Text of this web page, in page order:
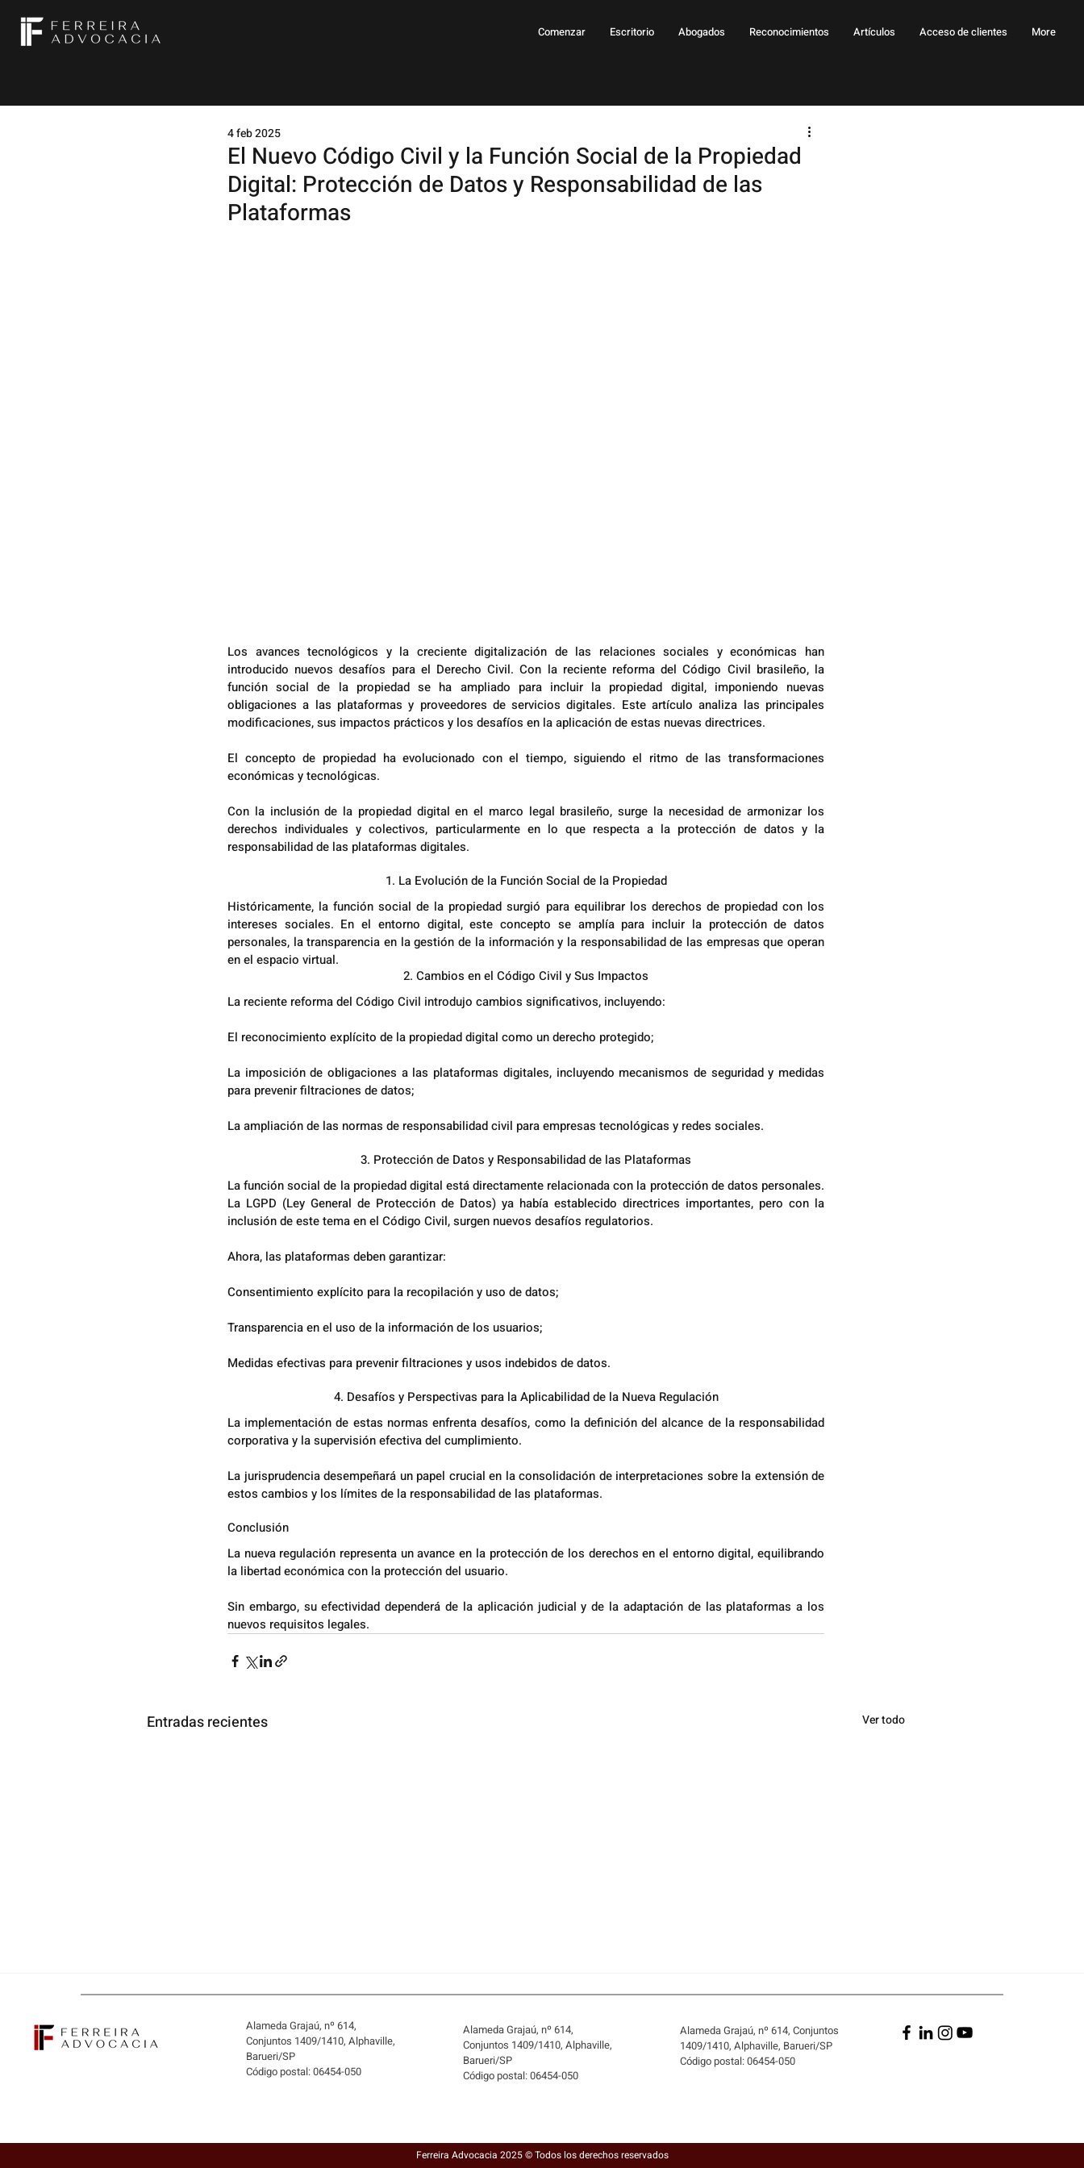
Comenzar Escritorio Abogados Reconocimientos Artículos Acceso de clientes More
El Nuevo Código Civil y la Función Social de la Propiedad
Digital: Protección de Datos y Responsabilidad de las
Plataformas
4 feb 2025
Los avances tecnológicos y la creciente digitalización de las relaciones sociales y económicas han
introducido nuevos desafíos para el Derecho Civil. Con la reciente reforma del Código Civil brasileño, la
función social de la propiedad se ha ampliado para incluir la propiedad digital, imponiendo nuevas
obligaciones a las plataformas y proveedores de servicios digitales. Este artículo analiza las principales
modificaciones, sus impactos prácticos y los desafíos en la aplicación de estas nuevas directrices.
El concepto de propiedad ha evolucionado con el tiempo, siguiendo el ritmo de las transformaciones
económicas y tecnológicas.
Con la inclusión de la propiedad digital en el marco legal brasileño, surge la necesidad de armonizar los
derechos individuales y colectivos, particularmente en lo que respecta a la protección de datos y la
responsabilidad de las plataformas digitales.
1. La Evolución de la Función Social de la Propiedad
Históricamente, la función social de la propiedad surgió para equilibrar los derechos de propiedad con los
intereses sociales. En el entorno digital, este concepto se amplía para incluir la protección de datos
personales, la transparencia en la gestión de la información y la responsabilidad de las empresas que operan
en el espacio virtual.
2. Cambios en el Código Civil y Sus Impactos
La reciente reforma del Código Civil introdujo cambios significativos, incluyendo:
El reconocimiento explícito de la propiedad digital como un derecho protegido;
La imposición de obligaciones a las plataformas digitales, incluyendo mecanismos de seguridad y medidas
para prevenir filtraciones de datos;
La ampliación de las normas de responsabilidad civil para empresas tecnológicas y redes sociales.
3. Protección de Datos y Responsabilidad de las Plataformas
La función social de la propiedad digital está directamente relacionada con la protección de datos personales.
La LGPD (Ley General de Protección de Datos) ya había establecido directrices importantes, pero con la
inclusión de este tema en el Código Civil, surgen nuevos desafíos regulatorios.
Ahora, las plataformas deben garantizar:
Consentimiento explícito para la recopilación y uso de datos;
Transparencia en el uso de la información de los usuarios;
Medidas efectivas para prevenir filtraciones y usos indebidos de datos.
4. Desafíos y Perspectivas para la Aplicabilidad de la Nueva Regulación
La implementación de estas normas enfrenta desafíos, como la definición del alcance de la responsabilidad
corporativa y la supervisión efectiva del cumplimiento.
La jurisprudencia desempeñará un papel crucial en la consolidación de interpretaciones sobre la extensión de
estos cambios y los límites de la responsabilidad de las plataformas.
Conclusión
La nueva regulación representa un avance en la protección de los derechos en el entorno digital, equilibrando
la libertad económica con la protección del usuario.
Sin embargo, su efectividad dependerá de la aplicación judicial y de la adaptación de las plataformas a los
nuevos requisitos legales.
Entradas recientes Ver todo
ESCRITURA: ¿CÓMO
Alameda Grajaú, nº 614,
Conjuntos 1409/1410, Alphaville,
Barueri/SP
Código postal: 06454-050
Alameda Grajaú, nº 614,
Conjuntos 1409/1410, Alphaville,
Barueri/SP
Código postal: 06454-050
Alameda Grajaú, nº 614, Conjuntos
1409/1410, Alphaville, Barueri/SP
Código postal: 06454-050
Ferreira Advocacia 2025 © Todos los derechos reservados